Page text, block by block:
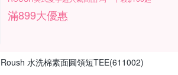
滿899大優惠
Roush 水洗棉素面圓領短TEE(611002)